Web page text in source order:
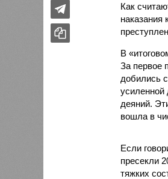
Как
наказания
В
За первое
добились
усиленной
деяний.
вошла в
Если
пресекли
тяжких